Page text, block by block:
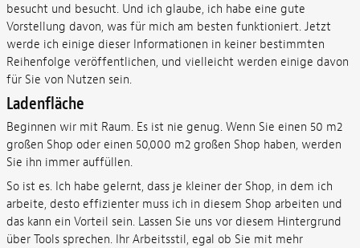
besucht und besucht. Und ich glaube, ich habe eine gute
Vorstellung davon, was für mich am besten funktioniert. Jetzt
werde ich einige dieser Informationen in keiner bestimmten
Reihenfolge veröffentlichen, und vielleicht werden einige davon
für Sie von Nutzen sein.
Ladenfläche
Beginnen wir mit Raum. Es ist nie genug. Wenn Sie einen 50 m2
großen Shop oder einen 50,000 m2 großen Shop haben, werden
Sie ihn immer auffüllen.
So ist es. Ich habe gelernt, dass je kleiner der Shop, in dem ich
arbeite, desto effizienter muss ich in diesem Shop arbeiten und
das kann ein Vorteil sein. Lassen Sie uns vor diesem Hintergrund
über Tools sprechen. Ihr Arbeitsstil, egal ob Sie mit mehr